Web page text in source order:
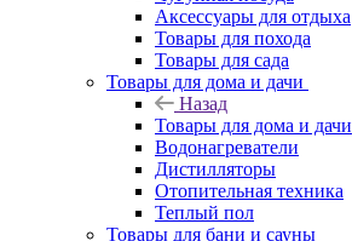
Аксессуары для отдыха
Товары для похода
Товары для сада
Товары для дома и дачи
Назад
Товары для дома и дачи
Водонагреватели
Дистилляторы
Отопительная техника
Теплый пол
Товары для бани и сауны